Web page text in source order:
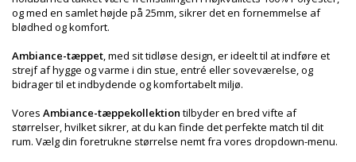
og med en samlet højde på 25mm, sikrer det en fornemmelse af
blødhed og komfort.
Ambiance-tæppet, med sit tidløse design, er ideelt til at indføre et
strejf af hygge og varme i din stue, entré eller soveværelse, og
bidrager til et indbydende og komfortabelt miljø.
Vores Ambiance-tæppekollektion tilbyder en bred vifte af
størrelser, hvilket sikrer, at du kan finde det perfekte match til dit
rum. Vælg din foretrukne størrelse nemt fra vores dropdown-menu.